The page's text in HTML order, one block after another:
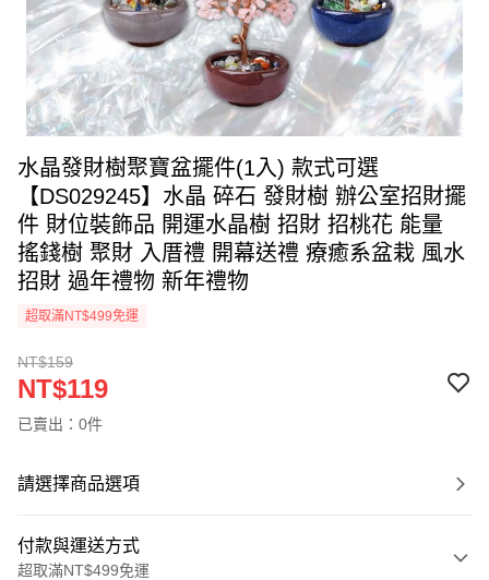
水晶發財樹聚寶盆擺件(1入) 款式可選
【DS029245】水晶 碎石 發財樹 辦公室招財擺
件 財位裝飾品 開運水晶樹 招財 招桃花 能量
搖錢樹 聚財 入厝禮 開幕送禮 療癒系盆栽 風水
招財 過年禮物 新年禮物
超取滿NT$499免運
NT$159
NT$119
已賣出：0件
請選擇商品選項
付款與運送方式
超取滿NT$499免運